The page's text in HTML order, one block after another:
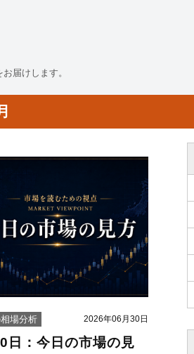
届けします。
場分析 2026年06月30日
日：今日の市場の見